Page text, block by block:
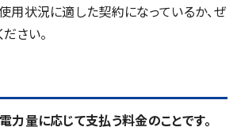
用状況に適した契約になっているか、ぜ
さい。
力量に応じて支払う料金のことです。